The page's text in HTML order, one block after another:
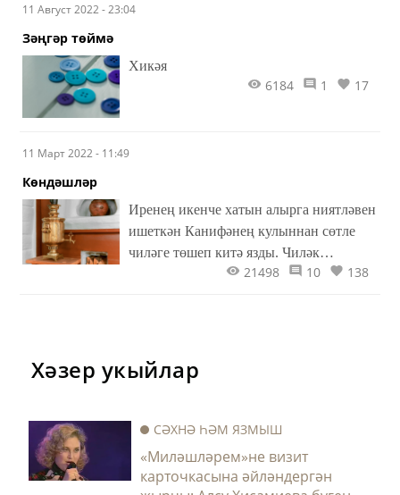
дә кабул иттеләр. Хатыны имчеләрне дә
Тик ул өметне яшәтү өчен көчен генә
11 Август 2022 - 23:04
Зәңгәр төймә
Хикәя
6184 1 17
11 Март 2022 - 11:49
Көндәшләр
Иренең икенче хатын алырга ниятләвен
ишеткән Канифәнең кулыннан сөтле
чиләге төшеп китә язды. Чиләк
тоткасын тотып калса да, агы ярыйсы
«Нәрсәгә сиңа икенче хатын?» дип
чәрелдәп елап яки һичьюгы аркылы
тора...
21498 10 138
Хәзер укыйлар
СӘХНӘ ҺӘМ ЯЗМЫШ
«Миләшләрем»не визит
карточкасына әйләндергән